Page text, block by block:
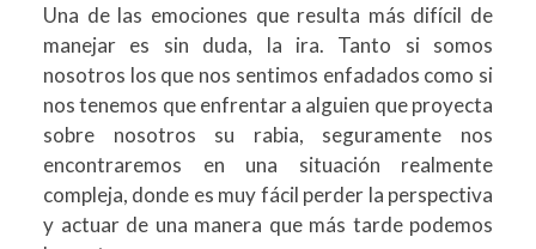
Una de las emociones que resulta más difícil de
manejar es sin duda, la ira. Tanto si somos
nosotros los que nos sentimos enfadados como si
nos tenemos que enfrentar a alguien que proyecta
sobre nosotros su rabia, seguramente nos
encontraremos en una situación realmente
compleja, donde es muy fácil perder la perspectiva
y actuar de una manera que más tarde podemos